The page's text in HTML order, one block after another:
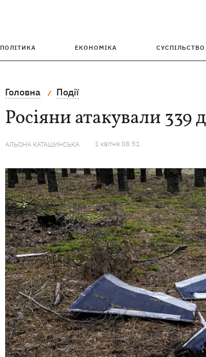
ПОЛІТИКА ЕКОНОМІКА СУСПІЛЬСТВО
Головна Події
Росіяни атакували
АЛЬОНА КАТАШИНСЬКА 1 квiтня 08:51